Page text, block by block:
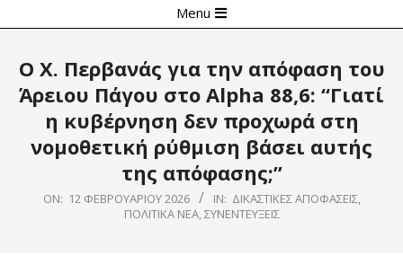
Navigation
Menu
Ο Χ. Περβανάς για την απόφαση του
Άρειου Πάγου στο Alpha 88,6: “Γιατί
η κυβέρνηση δεν προχωρά στη
νομοθετική ρύθμιση βάσει αυτής
της απόφασης;”
ON: 12 ΦΕΒΡΟΥΑΡΊΟΥ 2026 IN: ΔΙΚΑΣΤΙΚΈΣ ΑΠΟΦΆΣΕΙΣ,
ΠΟΛΙΤΙΚΆ ΝΈΑ,ΣΥΝΕΝΤΕΎΞΕΙΣ